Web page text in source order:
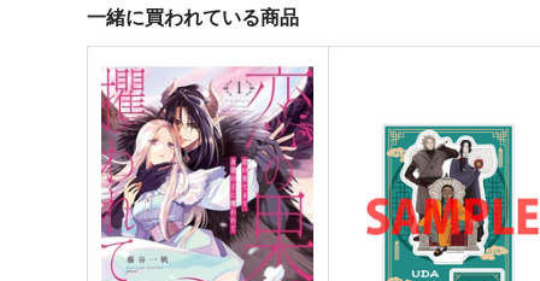
天使の笛は二度鳴らない
ルノマエ
専売 1,085円（税込）
ヒプノシスマイク
碧棺左馬刻×白膠木簓
君とともに歩む未来
キミが創ったボク
専売 817円（税込）
ヒプノシスマイク
白膠木簓×波羅夷空却
一緒に買われている商品